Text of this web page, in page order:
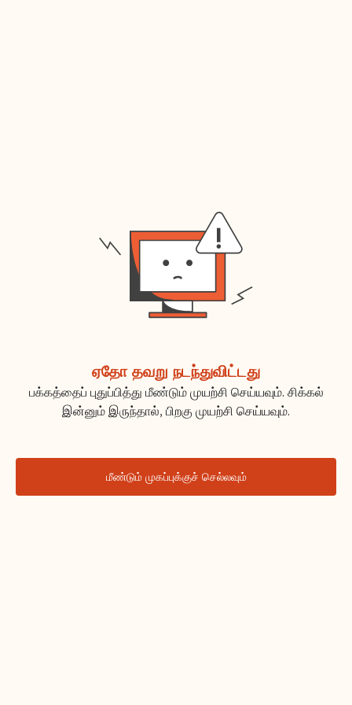
ஏதோ தவறு நடந்துவிட்டது
பக்கத்தைப் புதுப்பித்து மீண்டும் முயற்சி செய்யவும். சிக்கல்
இன்னும் இருந்தால், பிறகு முயற்சி செய்யவும்.
மீண்டும் முகப்புக்குச் செல்லவும்